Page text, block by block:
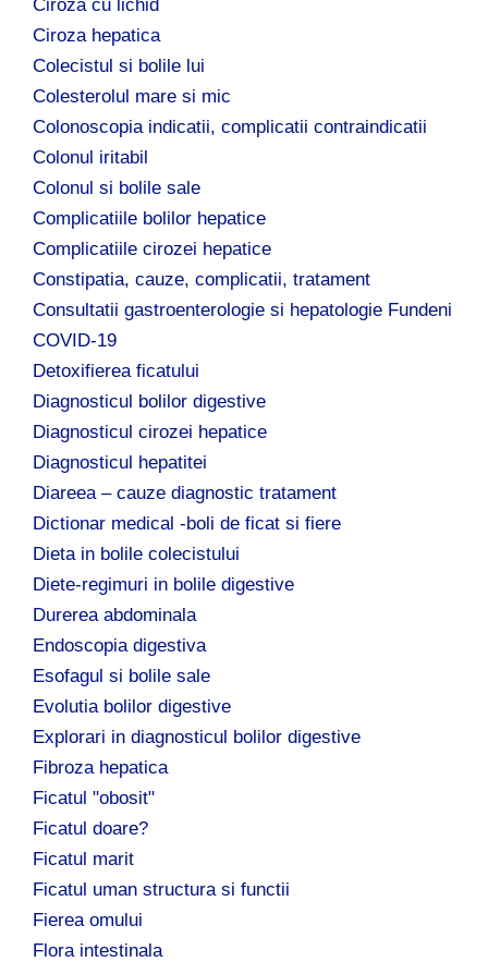
Ciroza cu lichid
Ciroza hepatica
Colecistul si bolile lui
Colesterolul mare si mic
Colonoscopia indicatii, complicatii contraindicatii
Colonul iritabil
Colonul si bolile sale
Complicatiile bolilor hepatice
Complicatiile cirozei hepatice
Constipatia, cauze, complicatii, tratament
Consultatii gastroenterologie si hepatologie Fundeni
COVID-19
Detoxifierea ficatului
Diagnosticul bolilor digestive
Diagnosticul cirozei hepatice
Diagnosticul hepatitei
Diareea – cauze diagnostic tratament
Dictionar medical -boli de ficat si fiere
Dieta in bolile colecistului
Diete-regimuri in bolile digestive
Durerea abdominala
Endoscopia digestiva
Esofagul si bolile sale
Evolutia bolilor digestive
Explorari in diagnosticul bolilor digestive
Fibroza hepatica
Ficatul "obosit"
Ficatul doare?
Ficatul marit
Ficatul uman structura si functii
Fierea omului
Flora intestinala